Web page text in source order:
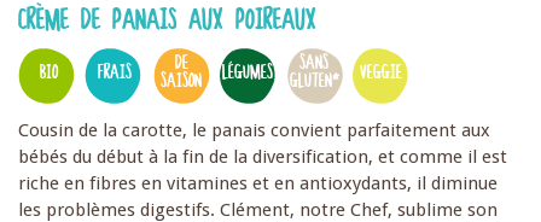
CRÈME DE PANAIS AUX POIREAUX
BIO FRAIS
DE
SAISON
LÉGUMES
SANS
GLUTEN*
VEGGIE
Cousin de la carotte, le panais convient parfaitement aux
bébés du début à la fin de la diversification, et comme il est
riche en fibres en vitamines et en antioxydants, il diminue
les problèmes digestifs. Clément, notre Chef, sublime son